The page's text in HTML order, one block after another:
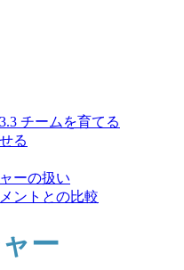
チームを育てる
る
ーの扱い
ントとの比較
ー